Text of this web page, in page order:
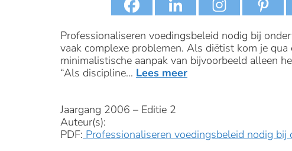
Professionaliseren voedingsbeleid nodig bij
vaak complexe problemen. Als diëtist kom je
minimalistische aanpak van bijvoorbeeld alleen
“Als discipline… Lees meer
Jaargang 2006 – Editie 2
Auteur(s):
PDF: Professionaliseren voedingsbeleid nodig bij